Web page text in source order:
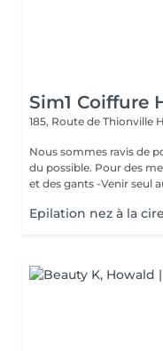
Sim1 Coiffure
185, Route de Thionville
Nous sommes ravis de
du possible. Pour des
et des gants -Venir seul
Epilation nez à la cire